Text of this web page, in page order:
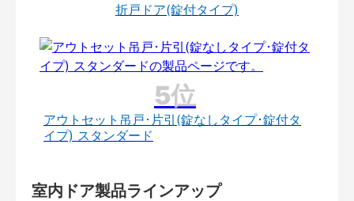
折戸ドア(錠付タイプ)
アウトセット吊戸･片引(錠なしタイプ･錠付タ
イプ) スタンダード
室内ドア製品ラインアップ